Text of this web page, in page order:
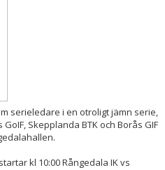
serieledare i en otroligt jämn serie,
Skepplanda BTK och Borås GIF
kl 10:00 Rångedala IK vs